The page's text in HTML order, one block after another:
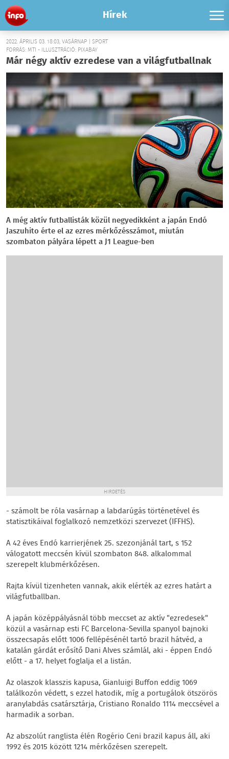
Hírek
2022. ÁPRILIS 03. 18:03, VASÁRNAP | SPORT
FORRÁS: MTI - ILLUSZTRÁCIÓ: PIXABAY
Már négy aktív ezredese van a világfutballnak
A még aktív futballisták közül negyedikként a japán Endó
Jaszuhito érte el az ezres mérkőzésszámot, miután
szombaton pályára lépett a J1 League-ben
HIRDETÉS
- számolt be róla vasárnap a labdarúgás történetével és
statisztikáival foglalkozó nemzetközi szervezet (IFFHS).
A 42 éves Endó karrierjének 25. szezonjánál tart, s 152
válogatott meccsén kívül szombaton 848. alkalommal
szerepelt klubmérkőzésen.
Rajta kívül tizenheten vannak, akik elérték az ezres határt a
világfutballban.
A japán középpályásnál több meccset az aktív "ezredesek"
közül a vasárnap esti FC Barcelona-Sevilla spanyol bajnoki
összecsapás előtt 1006 fellépésénél tartó brazil hátvéd, a
katalán gárdát erősítő Dani Alves számlál, aki - éppen Endó
előtt - a 17. helyet foglalja el a listán.
Az olaszok klasszis kapusa, Gianluigi Buffon eddig 1069
találkozón védett, s ezzel hatodik, míg a portugálok ötszörös
aranylabdás csatársztárja, Cristiano Ronaldo 1114 meccsével a
harmadik a sorban.
Az abszolút ranglista élén Rogério Ceni brazil kapus áll, aki
1992 és 2015 között 1214 mérkőzésen szerepelt.